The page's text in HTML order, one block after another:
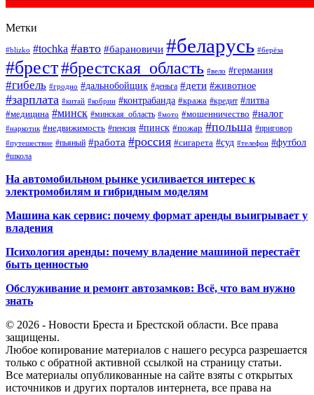
Метки
#blizko #tochka #авто #барановичи #беларусь #берёза
#брест#брестская_область #вело #германия
#гибель #гродно #дальнобойщик #деньга #дети #животное
#зарплата #китай #кобрин #контрабанда #кража #кредит #литва
#медицина #минск #минская_область #мото #мошенничество #налог
#наркотик #недвижимость #пенсия #пинск #пожар #польша #приговор
#путешествие #пьяный #работа #россия #сигарета #суд #телефон #футбол
#школа
На автомобильном рынке усиливается интерес к
электромобилям и гибридным моделям
Машина как сервис: почему формат аренды выигрывает у
владения
Психология аренды: почему владение машиной перестаёт
быть ценностью
Обслуживание и ремонт автозамков: Всё, что вам нужно
знать
© 2026 - Новости Бреста и Брестской области. Все права
защищены.
Любое копирование материалов с нашего ресурса разрешается
только с обратной активной ссылкой на страницу статьи.
Все материалы опубликованные на сайте взяты с открытых
источников и других порталов интернета, все права на